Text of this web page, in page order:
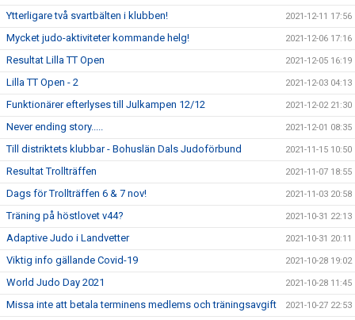
Ytterligare två svartbälten i klubben! 2021-12-11 17:56
Mycket judo-aktiviteter kommande helg! 2021-12-06 17:16
Resultat Lilla TT Open 2021-12-05 16:19
Lilla TT Open - 2 2021-12-03 04:13
Funktionärer efterlyses till Julkampen 12/12 2021-12-02 21:30
Never ending story..... 2021-12-01 08:35
Till distriktets klubbar - Bohuslän Dals Judoförbund 2021-11-15 10:50
Resultat Trollträffen 2021-11-07 18:55
Dags för Trollträffen 6 & 7 nov! 2021-11-03 20:58
Träning på höstlovet v44? 2021-10-31 22:13
Adaptive Judo i Landvetter 2021-10-31 20:11
Viktig info gällande Covid-19 2021-10-28 19:02
World Judo Day 2021 2021-10-28 11:45
Missa inte att betala terminens medlems och träningsavgift 2021-10-27 22:53